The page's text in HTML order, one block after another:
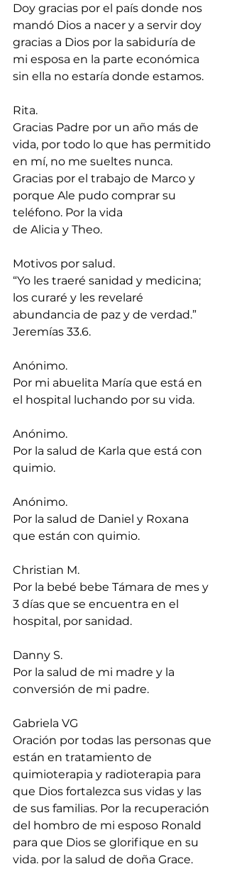
Doy gracias por el país donde nos
mandó Dios a nacer y a servir doy
gracias a Dios por la sabiduría de
mi esposa en la parte económica
sin ella no estaría donde estamos.
Rita.
Gracias Padre por un año más de
vida, por todo lo que has permitido
en mí, no me sueltes nunca.
Gracias por el trabajo de Marco y
porque Ale pudo comprar su
teléfono. Por la vida
de Alicia y Theo.
Motivos por salud.
“Yo les traeré sanidad y medicina;
los curaré y les revelaré
abundancia de paz y de verdad.”
Jeremías 33.6.
Anónimo.
Por mi abuelita María que está en
el hospital luchando por su vida.
Anónimo.
Por la salud de Karla que está con
quimio.
Anónimo.
Por la salud de Daniel y Roxana
que están con quimio.
Christian M.
Por la bebé bebe Támara de mes y
3 días que se encuentra en el
hospital, por sanidad.
Danny S.
Por la salud de mi madre y la
conversión de mi padre.
Gabriela VG
Oración por todas las personas que
están en tratamiento de
quimioterapia y radioterapia para
que Dios fortalezca sus vidas y las
de sus familias. Por la recuperación
del hombro de mi esposo Ronald
para que Dios se glorifique en su
vida. por la salud de doña Grace.